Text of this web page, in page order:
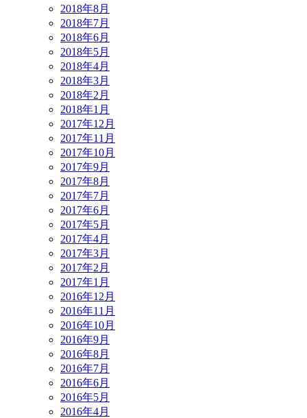
2018年8月
2018年7月
2018年6月
2018年5月
2018年4月
2018年3月
2018年2月
2018年1月
2017年12月
2017年11月
2017年10月
2017年9月
2017年8月
2017年7月
2017年6月
2017年5月
2017年4月
2017年3月
2017年2月
2017年1月
2016年12月
2016年11月
2016年10月
2016年9月
2016年8月
2016年7月
2016年6月
2016年5月
2016年4月